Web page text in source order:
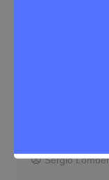
Sergio